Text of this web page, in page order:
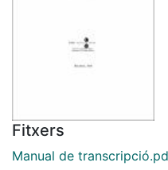
Fitxers
Manual de